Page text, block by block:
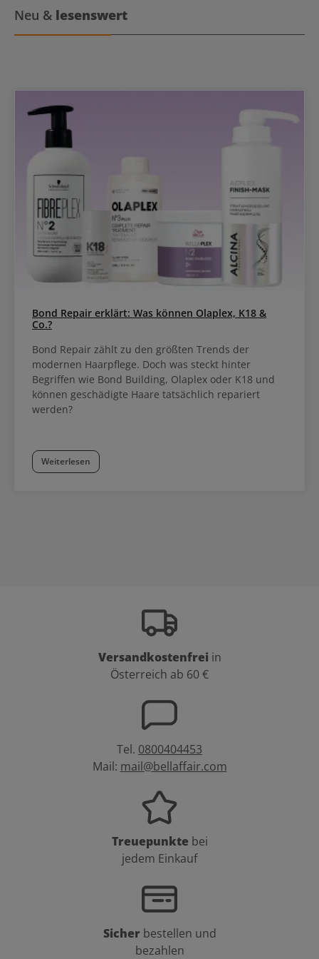
Neu & lesenswert
Bond Repair erklärt: Was können Olaplex, K18 &
Co.?
Bond Repair zählt zu den größten Trends der
modernen Haarpflege. Doch was steckt hinter
Begriffen wie Bond Building, Olaplex oder K18 und
können geschädigte Haare tatsächlich repariert
werden?
Weiterlesen
Versandkostenfrei in
Österreich ab 60 €
Tel. 0800404453
Mail: mail@bellaffair.com
Treuepunkte bei
jedem Einkauf
Sicher bestellen und
bezahlen